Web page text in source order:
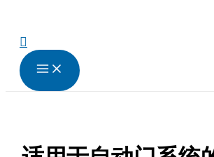
搜
索